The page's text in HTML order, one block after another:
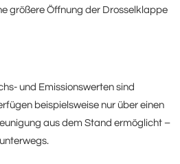
größere Öffnung der Drosselklappe
und Emissionswerten sind
beispielsweise nur über einen
aus dem Stand ermöglicht –